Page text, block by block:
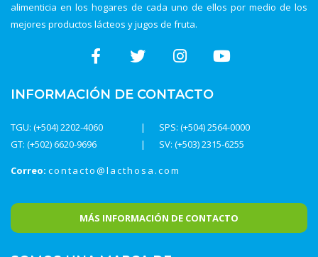
alimenticia en los hogares de cada uno de ellos por medio de los
mejores productos lácteos y jugos de fruta.
INFORMACIÓN DE CONTACTO
TGU: (+504) 2202-4060
SPS: (+504) 2564-0000
SV: (+503) 2315-6255
GT: (+502) 6620-9696
Correo: contacto@lacthosa.com
MÁS INFORMACIÓN DE CONTACTO